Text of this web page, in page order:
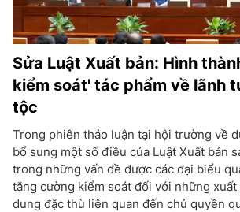
Sửa Luật Xuất bản: Hình
kiểm soát' tác phẩm về lãnh
tộc
Trong phiên thảo luận tại hội trường về
bổ sung một số điều của Luật Xuất bản
trong những vấn đề được các đại biểu
tăng cường kiểm soát đối với những xuất
dung đặc thù liên quan đến chủ quyền